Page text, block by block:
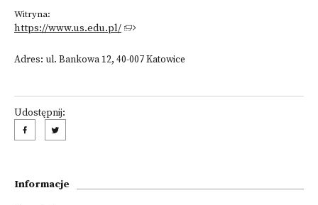
Witryna:
https://www.us.edu.pl/
Adres: ul. Bankowa 12, 40-007 Katowice
Udostępnij:
Informacje